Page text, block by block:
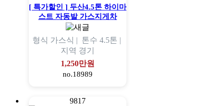
[ 특가할인 ] 두산4.5톤 하이마
스트 자동발 가스지게차
형식 가스식 | 톤수 4.5톤 |
지역 경기
1,250만원
no.18989
9817